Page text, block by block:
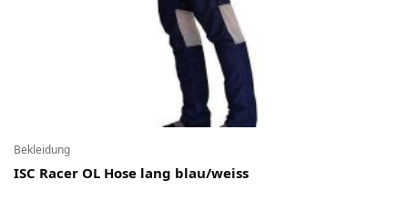
Bekleidung
ISC Racer OL Hose lang blau/weiss